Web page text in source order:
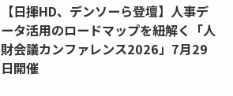
【日揮HD、デンソーら登壇】人事デ
ータ活用のロードマップを紐解く「人
財会議カンファレンス2026」7月29
日開催